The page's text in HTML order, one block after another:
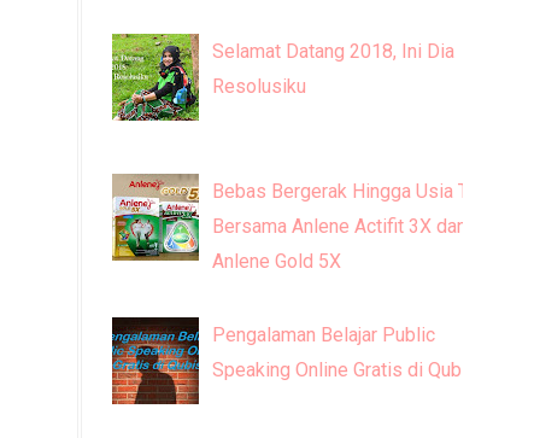
Selamat Datang 2018, Ini Dia
Resolusiku
Bebas Bergerak Hingga Usia Tua
Bersama Anlene Actifit 3X dan
Anlene Gold 5X
Pengalaman Belajar Public
Speaking Online Gratis di Qubisa